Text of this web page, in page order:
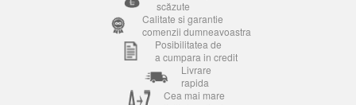
scăzute
Calitate si garantie
comenzii dumneavoastra
Posibilitatea de
a cumpara in credit
Livrare
rapida
Cea mai mare